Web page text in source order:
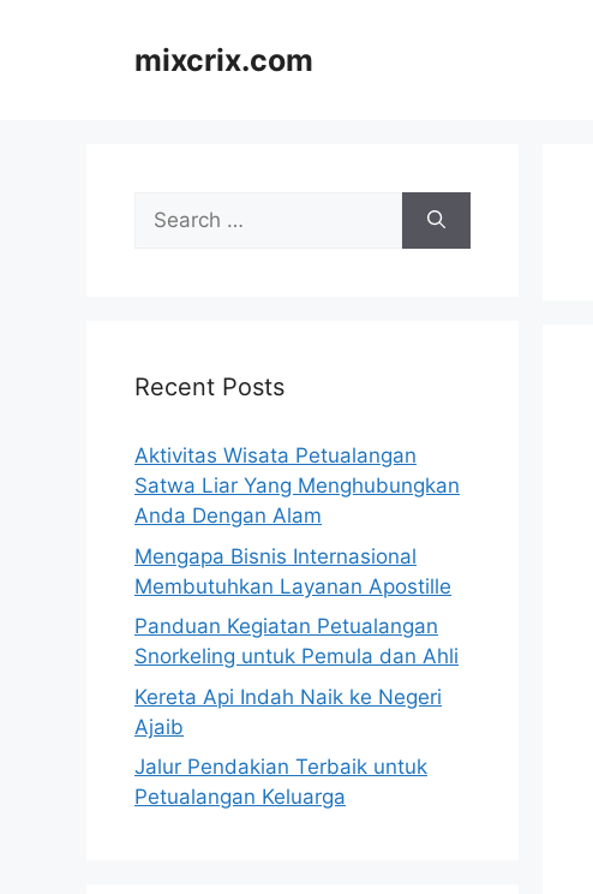
mixcrix.com
Search
for:
Recent Posts
Aktivitas Wisata Petualangan
Satwa Liar Yang Menghubungkan
Anda Dengan Alam
Mengapa Bisnis Internasional
Membutuhkan Layanan Apostille
Panduan Kegiatan Petualangan
Snorkeling untuk Pemula dan Ahli
Kereta Api Indah Naik ke Negeri
Ajaib
Jalur Pendakian Terbaik untuk
Petualangan Keluarga